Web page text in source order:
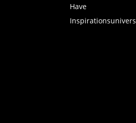
Have
Inspirationsunivers